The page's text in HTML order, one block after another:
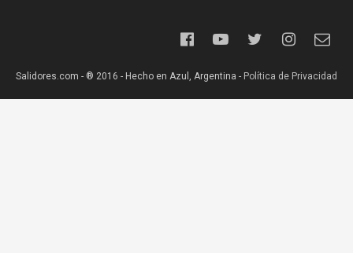
Salidores.com - ® 2016 - Hecho en Azul, Argentina - Política de Privacidad